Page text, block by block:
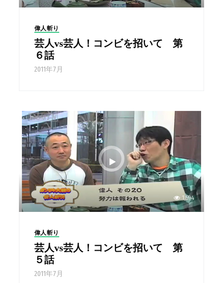
偉人斬り
芸人vs芸人！コンビを招いて 第
６話
2011年7月
1,594
偉人斬り
芸人vs芸人！コンビを招いて 第
５話
2011年7月